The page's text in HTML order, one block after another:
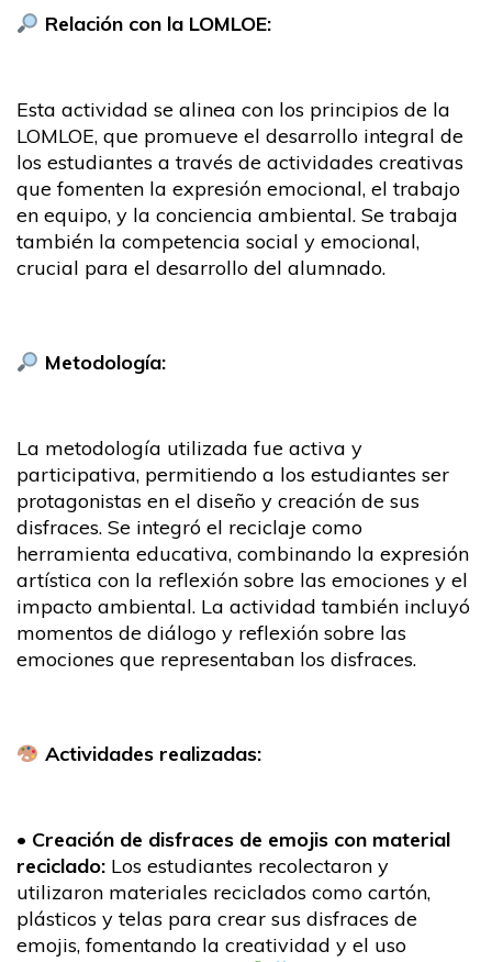
Relación con la LOMLOE:
Esta actividad se alinea con los principios de la
LOMLOE, que promueve el desarrollo integral de
los estudiantes a través de actividades creativas
que fomenten la expresión emocional, el trabajo
en equipo, y la conciencia ambiental. Se trabaja
también la competencia social y emocional,
crucial para el desarrollo del alumnado.
Metodología:
La metodología utilizada fue activa y
participativa, permitiendo a los estudiantes ser
protagonistas en el diseño y creación de sus
disfraces. Se integró el reciclaje como
herramienta educativa, combinando la expresión
artística con la reflexión sobre las emociones y el
impacto ambiental. La actividad también incluyó
momentos de diálogo y reflexión sobre las
emociones que representaban los disfraces.
Actividades realizadas:
• Creación de disfraces de emojis con material
reciclado: Los estudiantes recolectaron y
utilizaron materiales reciclados como cartón,
plásticos y telas para crear sus disfraces de
emojis, fomentando la creatividad y el uso